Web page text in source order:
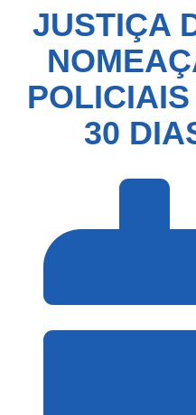
JUSTIÇA
30